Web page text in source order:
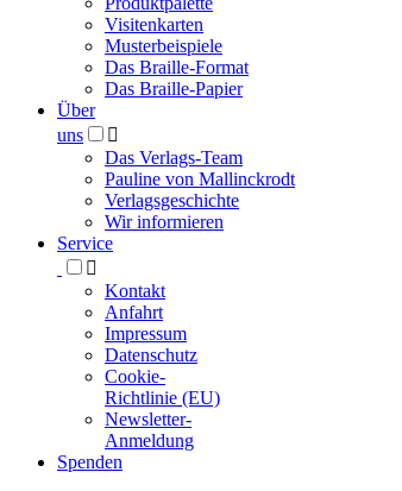
Visitenkarten
Musterbeispiele
Das Braille-Format
Das Braille-Papier
Über
uns

Das Verlags-Team
Pauline von Mallinckrodt
Verlagsgeschichte
Wir informieren
Service

Kontakt
Anfahrt
Impressum
Datenschutz
Cookie-
Richtlinie (EU)
Newsletter-
Anmeldung
Spenden